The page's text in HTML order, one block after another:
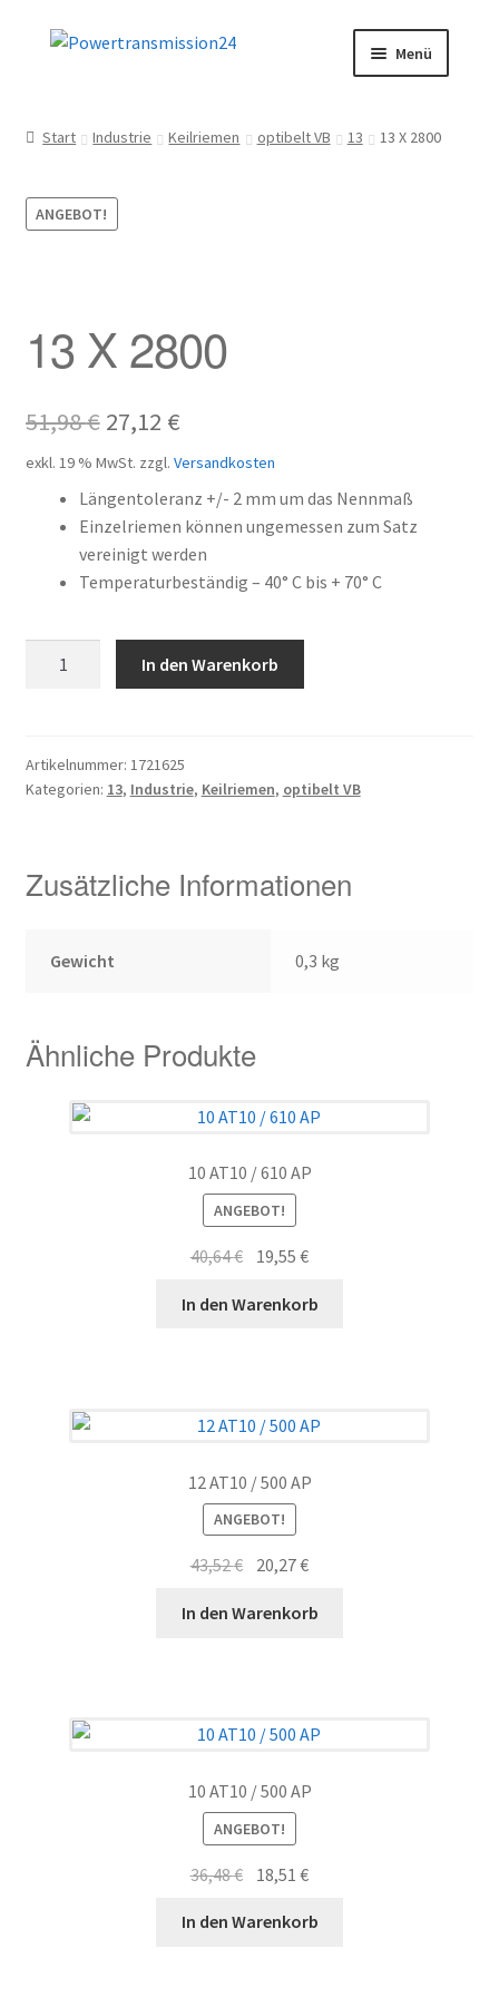
Zur
Zum
Menü
Blog
Impressum
Kontakt
Kundeninformationen
Mein Konto
Shop
Warenkorb
Zahlungsarten
Start Industrie Keilriemen optibelt VB 13 13 X 2800
ANGEBOT!
13 X 2800
51,98€ Ursprünglicher
Preis
war:
51,98 €
27,12 €Aktueller
Preis
ist:
27,12 €.
exkl. 19 % MwSt. zzgl. Versandkosten
Längentoleranz +/- 2 mm um das Nennmaß
Einzelriemen können ungemessen zum Satz
vereinigt werden
Temperaturbeständig – 40° C bis + 70° C
In den Warenkorb
Artikelnummer: 1721625
Kategorien: 13, Industrie, Keilriemen, optibelt VB
Zusätzliche Informationen
Gewicht 0,3 kg
Ähnliche Produkte
10 AT10 / 610 AP
ANGEBOT!
40,64€ Ursprünglicher
war:
19,55€Aktueller
ist:
In den Warenkorb
12 AT10 / 500 AP
ANGEBOT!
43,52€ Ursprünglicher
war:
20,27€Aktueller
ist:
In den Warenkorb
10 AT10 / 500 AP
ANGEBOT!
36,48€ Ursprünglicher
war:
18,51€Aktueller
ist:
In den Warenkorb